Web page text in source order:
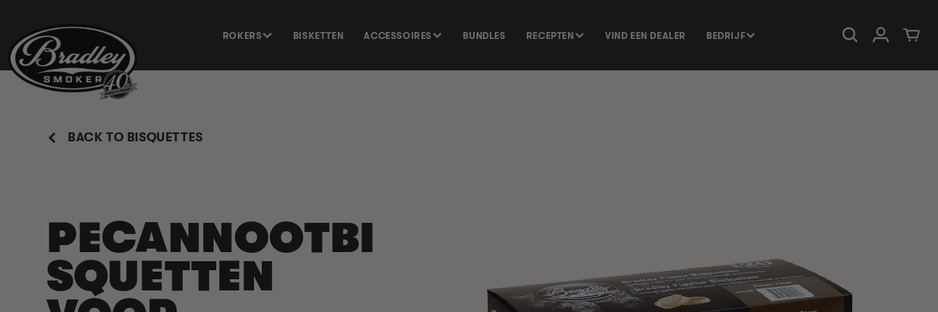
CONTENT
ROKERS BISKETTEN ACCESSOIRES BUNDLES RECEPTEN VIND EEN DEALER BEDRIJF Inloggen
BACK TO BISQUETTES
PECANNOOTBI
SQUETTEN